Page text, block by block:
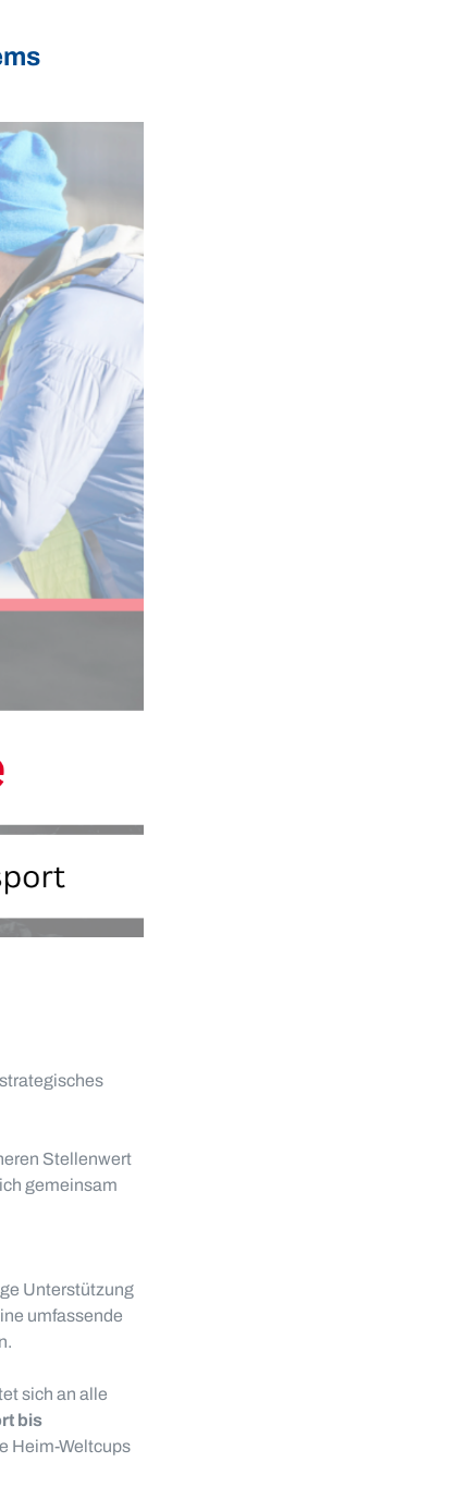
Stellenwert
gemeinsam
Unterstützung
umfassende
sich an alle
bis
Heim-Weltcups